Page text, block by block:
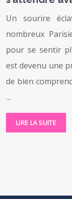
Un sourire
nombreux
pour se sentir
est devenu une
de bien
…
LIRE LA SUITE